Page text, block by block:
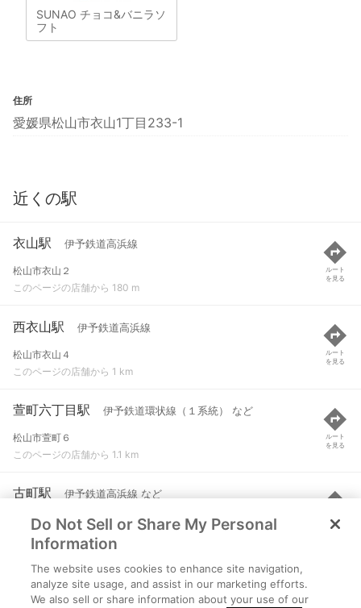
SUNAO チョコ&バニラソ
フト
住所
愛媛県松山市衣山1丁目233-1
近くの駅
衣山駅 伊予鉄道高浜線
松山市衣山２
このページの店舗から 180 m
ルート
を見る
西衣山駅 伊予鉄道高浜線
松山市衣山４
このページの店舗から 1 km
ルート
を見る
萱町六丁目駅 伊予鉄道環状線（１系統） など
松山市萱町６
このページの店舗から 1.1 km
ルート
を見る
古町駅 伊予鉄道高浜線 など
松山市平和通６
このページの店舗から 1.3 km
ルート
を見る
本町六丁目駅 伊予鉄道環状線（１系統） など
松山市本町６
Do Not Sell or Share My Personal
Information
The website uses cookies to enhance site navigation,
analyze site usage, and assist in our marketing efforts.
We also sell or share information about your use of our